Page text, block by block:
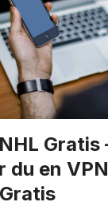
Gratis
du en